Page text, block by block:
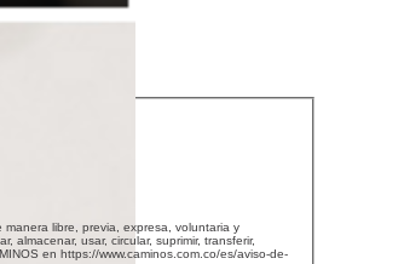
almacenar, usar, circular, suprimir, transferir,
en https://www.caminos.com.co/es/aviso-de-